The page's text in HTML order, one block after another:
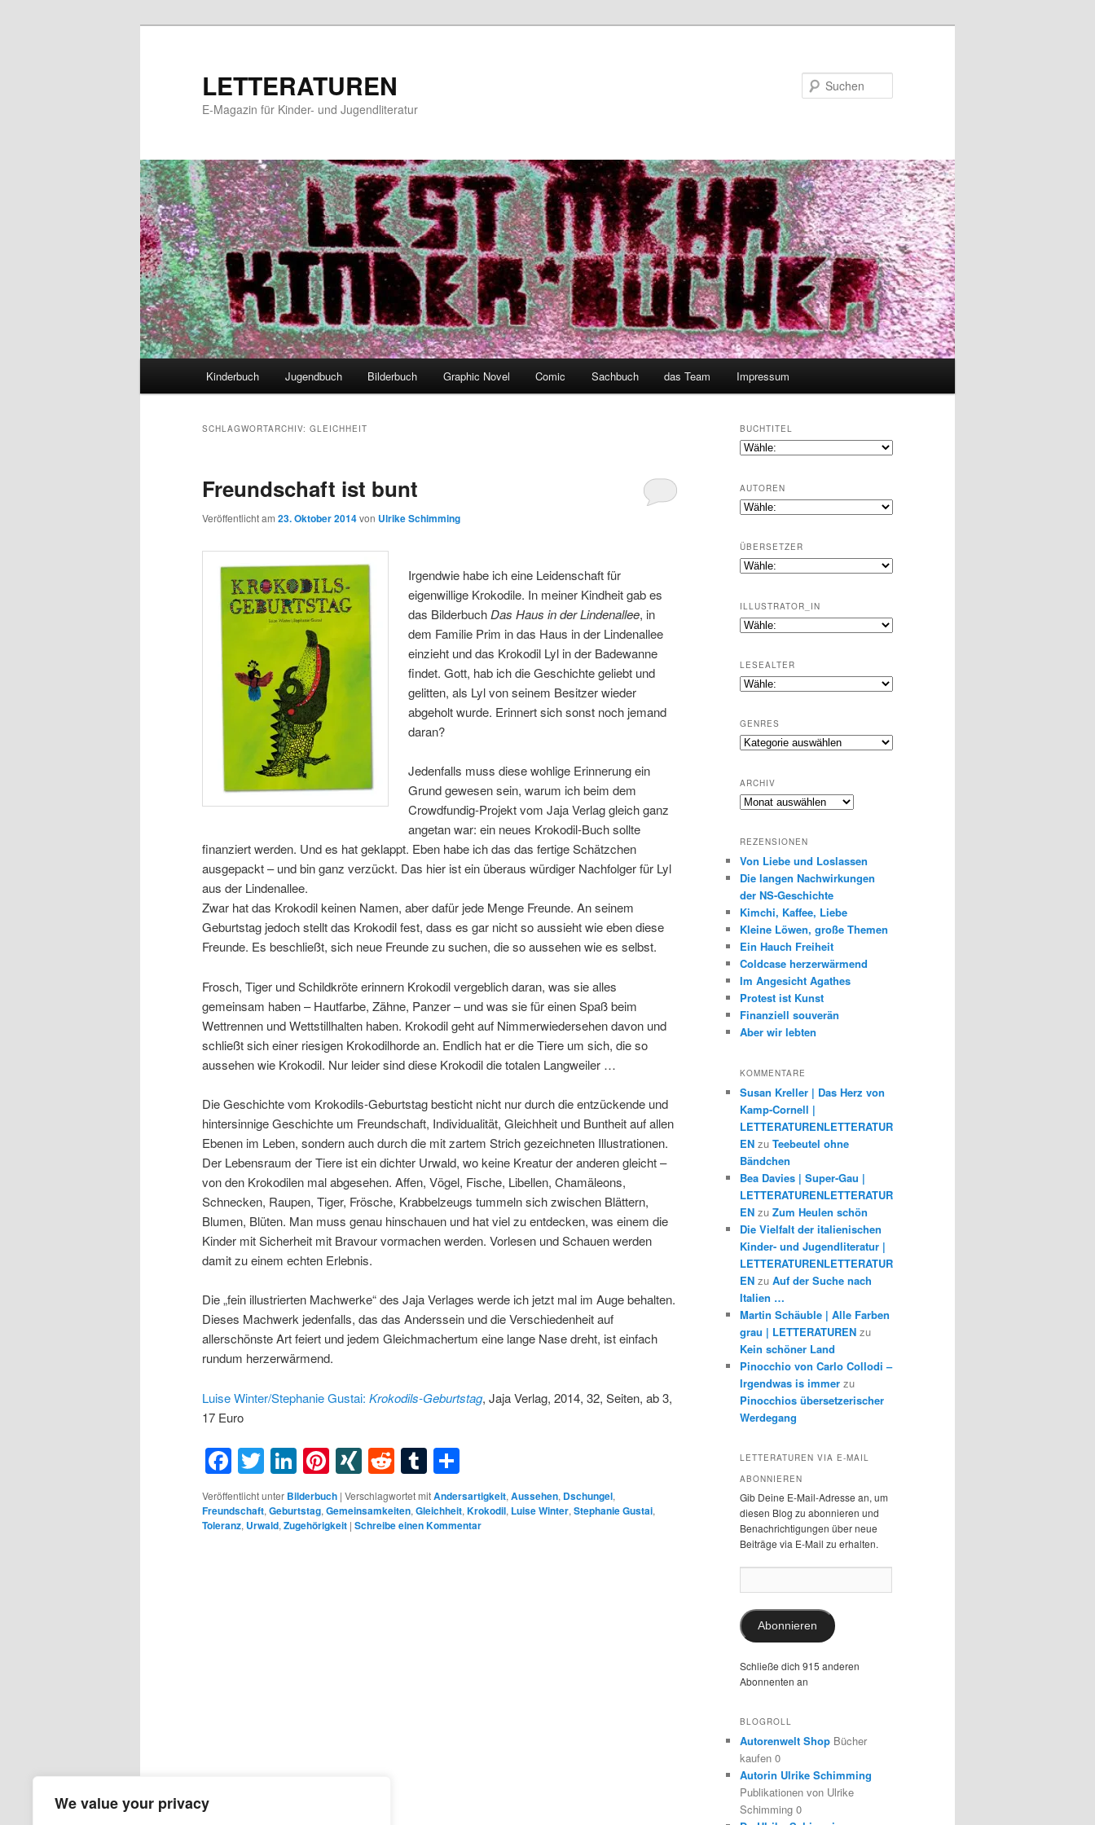
We value your privacy
LETTERATUREN
E-Magazin für Kinder- und Jugendliteratur
Kinderbuch Jugendbuch Bilderbuch Graphic Novel Comic Sachbuch das Team Impressum
SCHLAGWORTARCHIV: GLEICHHEIT
Freundschaft ist bunt
Veröffentlicht am 23. Oktober 2014von Ulrike Schimming
Irgendwie habe ich eine Leidenschaft für
eigenwillige Krokodile. In meiner Kindheit gab es
das Bilderbuch Das Haus in der Lindenallee, in
dem Familie Prim in das Haus in der Lindenallee
einzieht und das Krokodil Lyl in der Badewanne
findet. Gott, hab ich die Geschichte geliebt und
gelitten, als Lyl von seinem Besitzer wieder
abgeholt wurde. Erinnert sich sonst noch jemand
daran?
Jedenfalls muss diese wohlige Erinnerung ein
Grund gewesen sein, warum ich beim dem
Crowdfundig-Projekt vom Jaja Verlag gleich ganz
angetan war: ein neues Krokodil-Buch sollte
finanziert werden. Und es hat geklappt. Eben habe ich das das fertige Schätzchen
ausgepackt – und bin ganz verzückt. Das hier ist ein überaus würdiger Nachfolger für Lyl
aus der Lindenallee.
Zwar hat das Krokodil keinen Namen, aber dafür jede Menge Freunde. An seinem
Geburtstag jedoch stellt das Krokodil fest, dass es gar nicht so aussieht wie eben diese
Freunde. Es beschließt, sich neue Freunde zu suchen, die so aussehen wie es selbst.
Frosch, Tiger und Schildkröte erinnern Krokodil vergeblich daran, was sie alles
gemeinsam haben – Hautfarbe, Zähne, Panzer – und was sie für einen Spaß beim
Wettrennen und Wettstillhalten haben. Krokodil geht auf Nimmerwiedersehen davon und
schließt sich einer riesigen Krokodilhorde an. Endlich hat er die Tiere um sich, die so
aussehen wie Krokodil. Nur leider sind diese Krokodil die totalen Langweiler …
Die Geschichte vom Krokodils-Geburtstag besticht nicht nur durch die entzückende und
hintersinnige Geschichte um Freundschaft, Individualität, Gleichheit und Buntheit auf allen
Ebenen im Leben, sondern auch durch die mit zartem Strich gezeichneten Illustrationen.
Der Lebensraum der Tiere ist ein dichter Urwald, wo keine Kreatur der anderen gleicht –
von den Krokodilen mal abgesehen. Affen, Vögel, Fische, Libellen, Chamäleons,
Schnecken, Raupen, Tiger, Frösche, Krabbelzeugs tummeln sich zwischen Blättern,
Blumen, Blüten. Man muss genau hinschauen und hat viel zu entdecken, was einem die
Kinder mit Sicherheit mit Bravour vormachen werden. Vorlesen und Schauen werden
damit zu einem echten Erlebnis.
Die „fein illustrierten Machwerke“ des Jaja Verlages werde ich jetzt mal im Auge behalten.
Dieses Machwerk jedenfalls, das das Anderssein und die Verschiedenheit auf
allerschönste Art feiert und jedem Gleichmachertum eine lange Nase dreht, ist einfach
rundum herzerwärmend.
Luise Winter/Stephanie Gustai: Krokodils-Geburtstag, Jaja Verlag, 2014, 32, Seiten, ab 3,
17 Euro
Facebook
Twitter
LinkedIn
Pinterest
XINGRedditTumblr
Veröffentlicht unter Bilderbuch | Verschlagwortet mitAndersartigkeit, Aussehen, Dschungel,
Freundschaft, Geburtstag, Gemeinsamkeiten, Gleichheit, Krokodil, Luise Winter, Stephanie Gustai,
Toleranz, Urwald, Zugehörigkeit | Schreibe einen Kommentar
BUCHTITEL
AUTOREN
ÜBERSETZER
ILLUSTRATOR_IN
LESEALTER
GENRES
Genres
ARCHIV
Archiv
REZENSIONEN
Von Liebe und Loslassen
Die langen Nachwirkungen
der NS-Geschichte
Kimchi, Kaffee, Liebe
Kleine Löwen, große Themen
Ein Hauch Freiheit
Coldcase herzerwärmend
Im Angesicht Agathes
Protest ist Kunst
Finanziell souverän
Aber wir lebten
KOMMENTARE
Susan Kreller | Das Herz von
Kamp-Cornell |
LETTERATURENLETTERATUR
EN zu Teebeutel ohne
Bändchen
Bea Davies | Super-Gau |
LETTERATURENLETTERATUR
EN zu Zum Heulen schön
Die Vielfalt der italienischen
Kinder- und Jugendliteratur |
LETTERATURENLETTERATUR
EN zu Auf der Suche nach
Italien …
Martin Schäuble | Alle Farben
grau | LETTERATUREN zu
Kein schöner Land
Pinocchio von Carlo Collodi –
Irgendwas is immer zu
Pinocchios übersetzerischer
Werdegang
LETTERATUREN VIA E-MAIL
ABONNIEREN
Gib Deine E-Mail-Adresse an, um
diesen Blog zu abonnieren und
Benachrichtigungen über neue
Beiträge via E-Mail zu erhalten.
Mail-
Abonnieren
Schließe dich 915 anderen
Abonnenten an
BLOGROLL
Autorenwelt Shop Bücher
kaufen 0
Autorin Ulrike Schimming
Publikationen von Ulrike
Schimming 0